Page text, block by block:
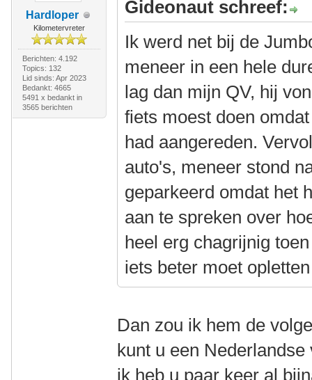
Hardloper
Kilometervreter
Berichten: 4.192
Topics: 132
Lid sinds: Apr 2023
Bedankt: 4665
5491 x bedankt in
3565 berichten
Gideonaut schreef:
Ik werd net bij de
meneer in een hele
lag dan mijn QV, hij
fiets moest doen
had aangereden.
auto's, meneer stond
geparkeerd omdat het
aan te spreken over
heel erg chagrijnig
iets beter moet
Dan zou ik hem de
kunt u een
ik heb u paar keer al